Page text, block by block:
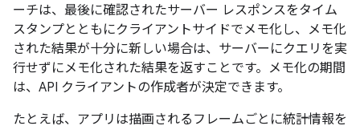
ーチは、最後に確認されたサーバー レスポンスをタイム
スタンプとともにクライアントサイドでメモ化し、メモ化
された結果が十分に新しい場合は、サーバーにクエリを実
行せずにメモ化された結果を返すことです。メモ化の期間
は、API クライアントの作成者が決定できます。
たとえば、アプリは描画されるフレームごとに統計情報を